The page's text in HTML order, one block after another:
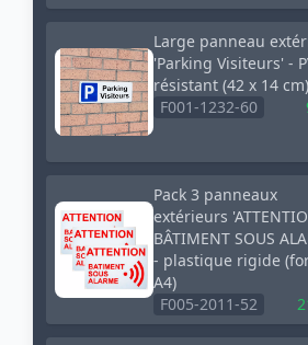
Large panneau
'Parking Visiteurs' -
résistant (42 x 14 cm)
F001-1232-60
Pack 3 panneaux
extérieurs
BÂTIMENT SOUS
- plastique rigide
A4)
F005-2011-52